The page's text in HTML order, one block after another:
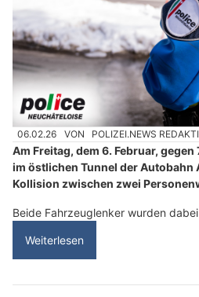
06.02.26 VON POLIZEI.NEWS
Am Freitag, dem 6. Februar,
im östlichen Tunnel der Autobahn
Kollision zwischen zwei
Beide Fahrzeuglenker wurden
Weiterlesen